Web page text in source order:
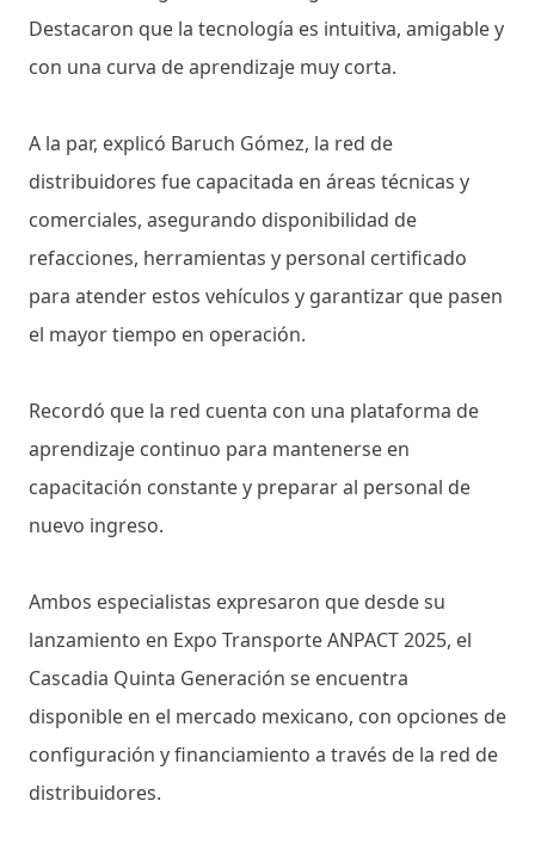
Destacaron que la tecnología es intuitiva, amigable y
con una curva de aprendizaje muy corta.
A la par, explicó Baruch Gómez, la red de
distribuidores fue capacitada en áreas técnicas y
comerciales, asegurando disponibilidad de
refacciones, herramientas y personal certificado
para atender estos vehículos y garantizar que pasen
el mayor tiempo en operación.
Recordó que la red cuenta con una plataforma de
aprendizaje continuo para mantenerse en
capacitación constante y preparar al personal de
nuevo ingreso.
Ambos especialistas expresaron que desde su
lanzamiento en Expo Transporte ANPACT 2025, el
Cascadia Quinta Generación se encuentra
disponible en el mercado mexicano, con opciones de
configuración y financiamiento a través de la red de
distribuidores.